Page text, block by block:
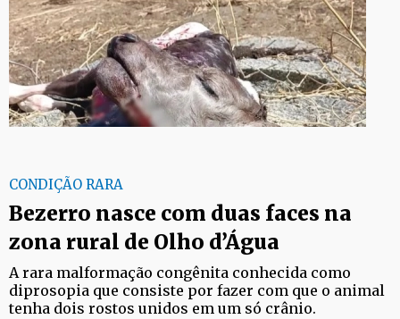
CONDIÇÃO RARA
Bezerro nasce com duas faces na
zona rural de Olho d’Água
A rara malformação congênita conhecida como
diprosopia que consiste por fazer com que o animal
tenha dois rostos unidos em um só crânio.